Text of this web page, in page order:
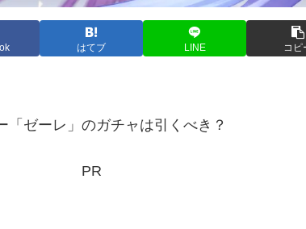
はてブ LINE コピ
ゼーレ」のガチャは引くべき？
PR